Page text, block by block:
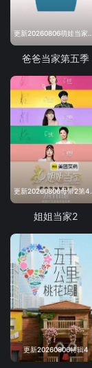
爸爸当家第五季
更新20260806母带2第4期下
姐姐当家2
更新20260806特辑4